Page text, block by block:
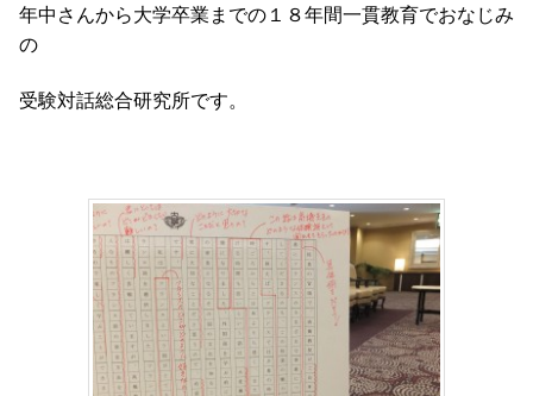
年中さんから大学卒業までの１８年間一貫教育でおなじみ
の
受験対話総合研究所です。